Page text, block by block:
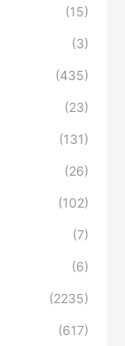
(15)
(3)
(435)
(23)
(131)
(26)
(102)
(7)
(6)
(2235)
(617)